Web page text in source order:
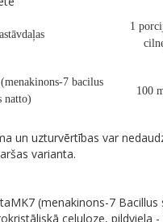
1
7 bacilus
natto)
100
un uzturvērtības var
varianta.
(menakinons-7 Bacillus
celuloze, pildviela